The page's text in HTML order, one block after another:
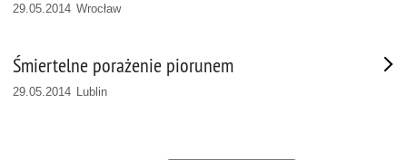
29.05.2014 Wrocław
Śmiertelne porażenie piorunem
29.05.2014 Lublin